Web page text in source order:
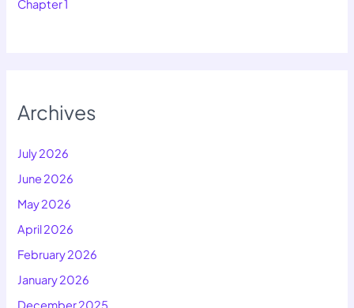
Chapter 1
Archives
July 2026
June 2026
May 2026
April 2026
February 2026
January 2026
December 2025